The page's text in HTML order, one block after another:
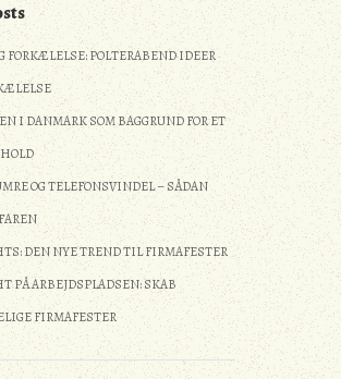
FORKÆLELSE: POLTERABEND IDEER
I DANMARK SOM BAGGRUND FOR ET
OG TELEFONSVINDEL – SÅDAN
DEN NYE TREND TIL FIRMAFESTER
PÅ ARBEJDSPLADSEN: SKAB
FIRMAFESTER